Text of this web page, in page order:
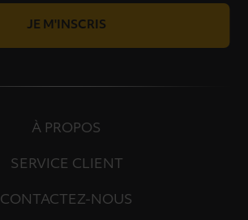
JE M'INSCRIS
À PROPOS
SERVICE CLIENT
CONTACTEZ-NOUS